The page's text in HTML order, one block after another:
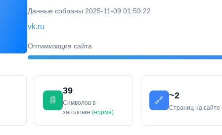
Данные собраны 2025-11-09 01:59:22
vk.ru
Оптимизация сайта
📄
39
Символов в
заголовке(норма)
🔗
~2
Страниц на сайте